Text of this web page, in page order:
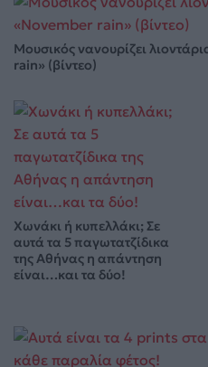
Μουσικός νανουρίζει
rain» (βίντεο)
Χωνάκι ή κυπελλάκι; Σε
αυτά τα 5 παγωτατζίδικα
της Αθήνας η απάντηση
είναι…και τα δύο!